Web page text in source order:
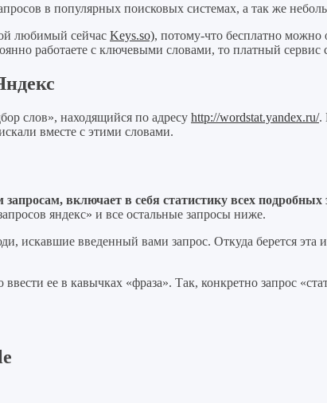
в популярных поисковых системах, а так же
любимый сейчас Keys.so), потому-что бесплатно можно
работаете с ключевыми словами, то платный сервис
слов», находящийся по адресу http://wordstat.yandex.ru/.
вместе с этими словами.
включает в себя статистику всех подробных
яндекс» и все остальные запросы ниже.
искавшие введенный вами запрос. Откуда берется
ее в кавычках «фраза». Так, конкретно запрос